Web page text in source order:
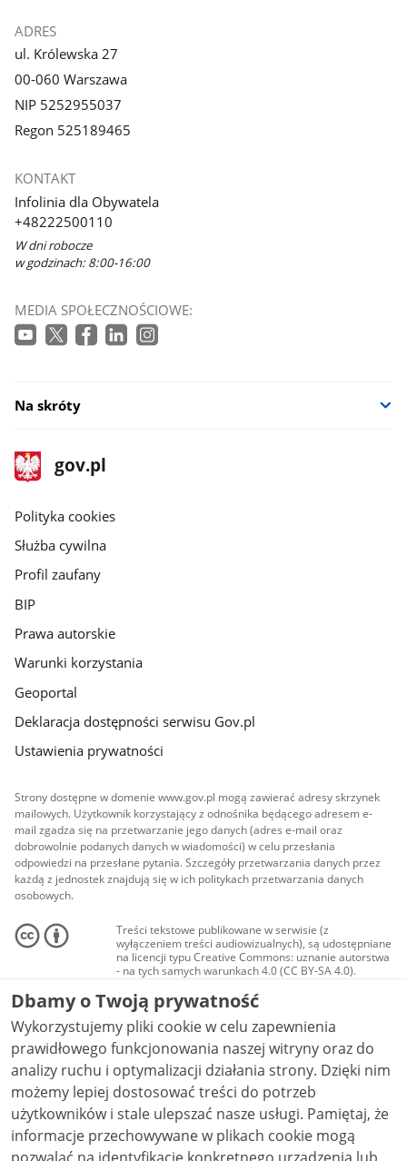
ADRES
ul. Królewska 27
00-060 Warszawa
NIP 5252955037
Regon 525189465
KONTAKT
Infolinia dla Obywatela
+48222500110
W dni robocze
w godzinach: 8:00-16:00
MEDIA SPOŁECZNOŚCIOWE:
Na skróty
stopka
gov.pl
Strona
gov.pl
gov.pl
Polityka cookies
Służba cywilna
Profil zaufany
BIP
Prawa autorskie
Warunki korzystania
Geoportal
Deklaracja dostępności serwisu Gov.pl
Ustawienia prywatności
Strony dostępne w domenie www.gov.pl mogą zawierać adresy skrzynek
mailowych. Użytkownik korzystający z odnośnika będącego adresem e-
mail zgadza się na przetwarzanie jego danych (adres e-mail oraz
dobrowolnie podanych danych w wiadomości) w celu przesłania
odpowiedzi na przesłane pytania. Szczegóły przetwarzania danych przez
każdą z jednostek znajdują się w ich politykach przetwarzania danych
osobowych.
Treści tekstowe publikowane w serwisie (z
wyłączeniem treści audiowizualnych), są udostępniane
na licencji typu Creative Commons: uznanie autorstwa
- na tych samych warunkach 4.0 (CC BY-SA 4.0).
Materiały audiowizualne, w tym zdjęcia, materiały
audio i wideo, są udostępniane na licencji typu
Creative Commons: uznanie autorstwa użycie
niekomercyjne - bez utworów zależnych 4.0 (CC BY-
NC-ND 4.0), o ile nie jest to stwierdzone inaczej.
Dbamy o Twoją prywatność
Wykorzystujemy pliki cookie w celu zapewnienia
prawidłowego funkcjonowania naszej witryny oraz do
analizy ruchu i optymalizacji działania strony. Dzięki nim
możemy lepiej dostosować treści do potrzeb
użytkowników i stale ulepszać nasze usługi. Pamiętaj, że
informacje przechowywane w plikach cookie mogą